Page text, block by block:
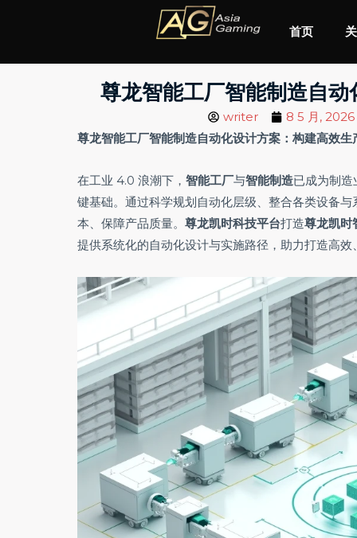
首页
尊龙智能工厂智能制造自
writer
8 5 月, 2026
尊龙智能工厂智能制造自动化设计方案：构建高效生
在工业 4.0 浪潮下， 智能工厂与智能制造已成为制
键基础。通过科学规划自动化层级、整合各类设备
本、保障产品质量。 尊龙凯时科技平台打造尊龙凯时
提供系统化的自动化设计与实施路径，助力打造高